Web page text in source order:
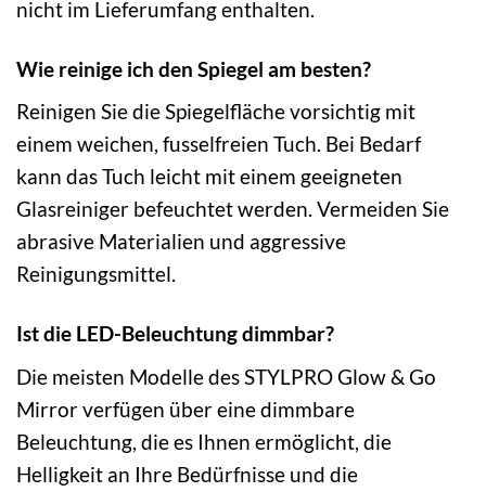
nicht im Lieferumfang enthalten.
Wie reinige ich den Spiegel am besten?
Reinigen Sie die Spiegelfläche vorsichtig mit
einem weichen, fusselfreien Tuch. Bei Bedarf
kann das Tuch leicht mit einem geeigneten
Glasreiniger befeuchtet werden. Vermeiden Sie
abrasive Materialien und aggressive
Reinigungsmittel.
Ist die LED-Beleuchtung dimmbar?
Die meisten Modelle des STYLPRO Glow & Go
Mirror verfügen über eine dimmbare
Beleuchtung, die es Ihnen ermöglicht, die
Helligkeit an Ihre Bedürfnisse und die